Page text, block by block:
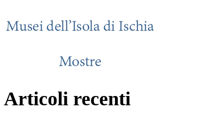
Articoli recenti